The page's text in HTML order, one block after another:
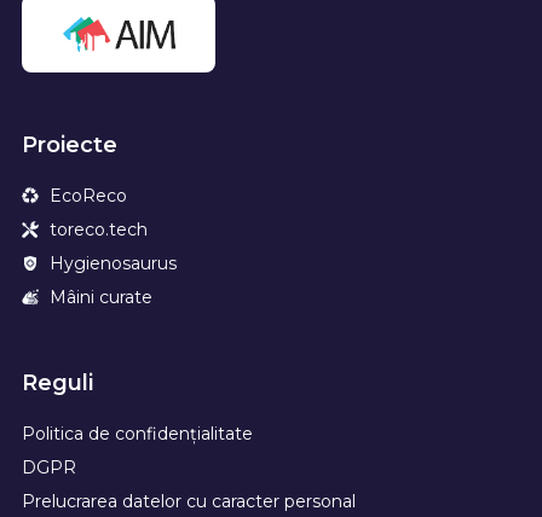
Proiecte
EcoReco
toreco.tech
Hygienosaurus
Mâini curate
Reguli
Politica de confidențialitate
DGPR
Prelucrarea datelor cu caracter personal